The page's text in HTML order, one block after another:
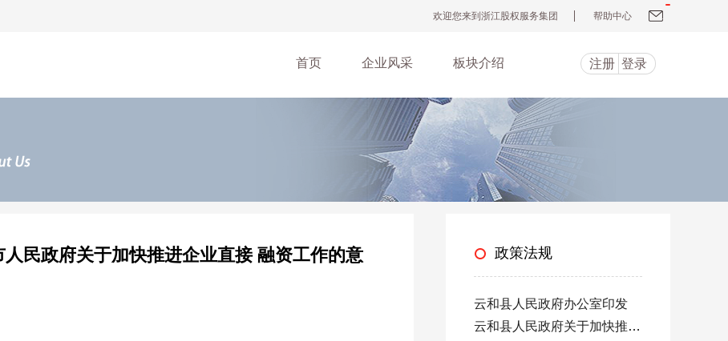
欢迎您来到浙江股权服务集团 帮助中心
首页 企业风采 板块介绍 注册 登录
民政府关于加快推进企业直接 融资工作的意
政策法规
云和县人民政府办公室印发
云和县人民政府关于加快推进